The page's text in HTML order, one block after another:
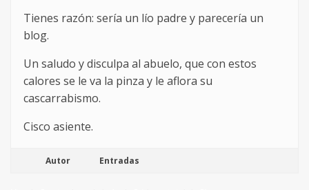
Tienes razón: sería un lío padre y parecería un
blog.
Un saludo y disculpa al abuelo, que con estos
calores se le va la pinza y le aflora su
cascarrabismo.
Cisco asiente.
Autor Entradas